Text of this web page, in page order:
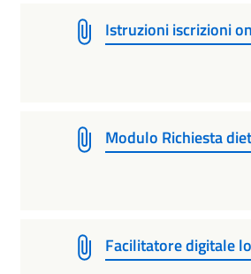
Istruzioni iscrizioni
Modulo Richiesta
Facilitatore digitale